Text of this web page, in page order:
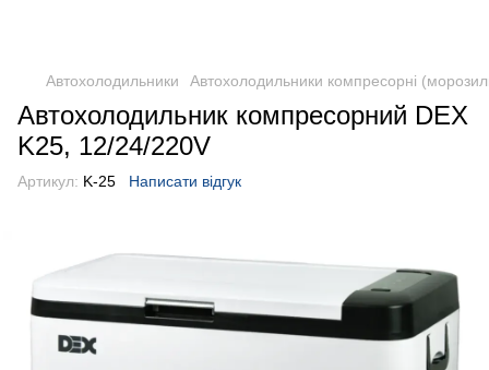
Автохолодильники Автохолодильники компресорні
Автохолодильник компресорний DEX
K25, 12/24/220V
Артикул: K-25 Написати відгук